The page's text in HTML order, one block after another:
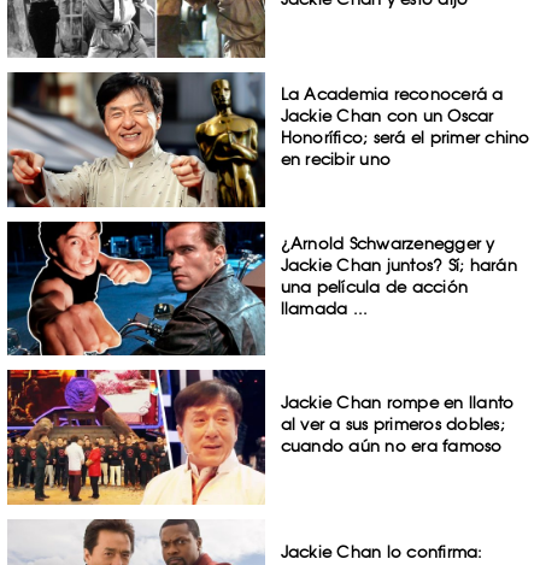
La Academia reconocerá a
Jackie Chan con un Oscar
Honorífico; será el primer chino
en recibir uno
¿Arnold Schwarzenegger y
Jackie Chan juntos? Sí; harán
una película de acción
llamada ...
Jackie Chan rompe en llanto
al ver a sus primeros dobles;
cuando aún no era famoso
Jackie Chan lo confirma: